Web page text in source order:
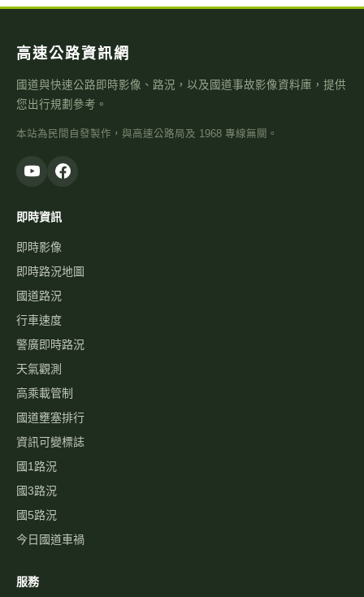
高速公路資訊網
國道與快速公路即時影像、路況，以及國道事故影像資料庫，提供
您出行規劃參考。
本站為民間自發製作，與高速公路局及 1968 專線無關。
即時資訊
即時影像
即時路況地圖
國道路況
行車速度
警廣即時路況
天氣觀測
高乘載管制
國道壅塞排行
資訊可變標誌
國1路況
國3路況
國5路況
今日國道車禍
服務